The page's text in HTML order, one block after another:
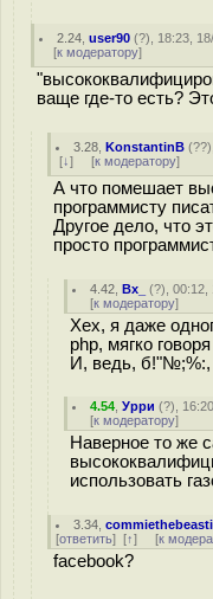
2.24 ,user90 (?), 18:23,
[к модератору]
ваще где-то есть?
3.28 ,KonstantinB (??
[↓] [к модератору]
А что помешает
программисту
Другое дело, что
просто
4.42 ,Bx_ (?), 00:12,
[к модератору]
Хех, я даже
php, мягко
И, ведь,
4.54 ,Урри (?),
[к модератору]
Наверное то же
использовать
3.34 ,
[ответить] [↑] [к
facebook?